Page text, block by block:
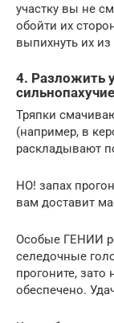
участку вы не
обойти их
выпихнуть их
4. Разложить
Тряпки
(например, в
раскладывают
НО! запах
вам доставит
Особые ГЕНИИ
селедочные
прогоните,
обеспечено.